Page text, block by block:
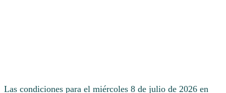
Las condiciones para el miércoles 8 de julio de 2026 en